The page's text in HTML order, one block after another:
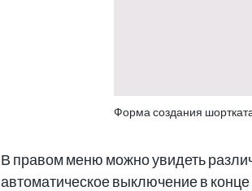
Форма создания
В правом меню можно увидеть
автоматическое выключение в